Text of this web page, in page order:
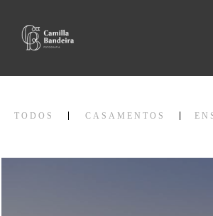
TODOS CASAMENTOS